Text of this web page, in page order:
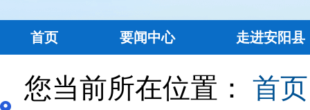
首页 要闻中心 走进安阳县
您当前所在位置： 首页